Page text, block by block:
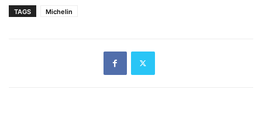
TAGS Michelin